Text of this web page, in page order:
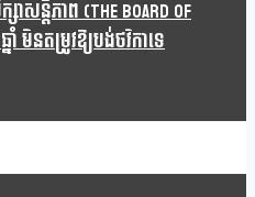
ាសន្តិភាព (The Board Of
មិនតម្រូវឱ្យបង់ថវិកាទេ